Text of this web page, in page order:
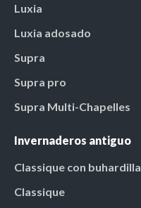
Luxia
Luxia adosado
Supra
Supra pro
Supra Multi-Chapelles
Invernaderos antiguo
Classique con buhardilla
Classique